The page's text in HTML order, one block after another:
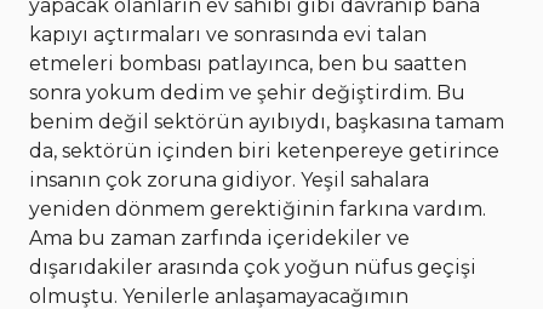
yapacak olanların ev sahibi gibi davranıp bana
kapıyı açtırmaları ve sonrasında evi talan
etmeleri bombası patlayınca, ben bu saatten
sonra yokum dedim ve şehir değiştirdim. Bu
benim değil sektörün ayıbıydı, başkasına tamam
da, sektörün içinden biri ketenpereye getirince
insanın çok zoruna gidiyor. Yeşil sahalara
yeniden dönmem gerektiğinin farkına vardım.
Ama bu zaman zarfında içeridekiler ve
dışarıdakiler arasında çok yoğun nüfus geçişi
olmuştu. Yenilerle anlaşamayacağımın